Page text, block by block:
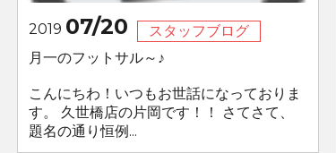
2019 07/20
スタッフブログ
月一のフットサル～♪
こんにちわ！いつもお世話になっておりま
す。 久世橋店の片岡です！！ さてさて、
題名の通り恒例...